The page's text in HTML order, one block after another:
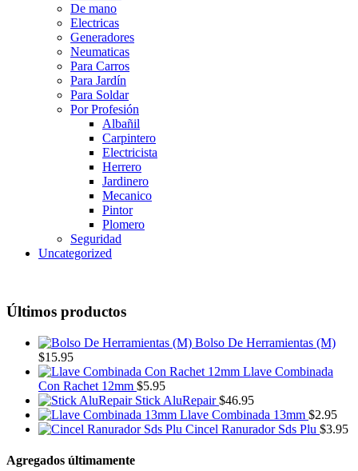
De mano
Electricas
Generadores
Neumaticas
Para Carros
Para Jardín
Para Soldar
Por Profesión
Albañil
Carpintero
Electricista
Herrero
Jardinero
Mecanico
Pintor
Plomero
Seguridad
Uncategorized
Últimos productos
Bolso De Herramientas (M)
$15.95
Llave Combinada
Con Rachet 12mm $5.95
Stick AluRepair $46.95
Llave Combinada 13mm $2.95
Cincel Ranurador Sds Plu $3.95
Agregados últimamente